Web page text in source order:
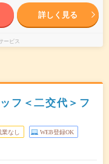
詳しく見る
ービス
フ＜二交代＞フ
業なし WEB登録OK